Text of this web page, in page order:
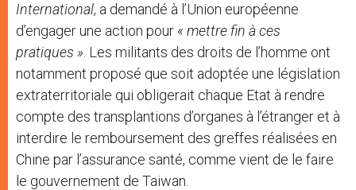
International, a demandé à l’Union européenne
d’engager une action pour « mettre fin à ces
pratiques » . Les militants des droits de l’homme ont
notamment proposé que soit adoptée une législation
extraterritoriale qui obligerait chaque Etat à rendre
compte des transplantions d’organes à l’étranger et à
interdire le remboursement des greffes réalisées en
Chine par l’assurance santé, comme vient de le faire
le gouvernement de Taiwan.